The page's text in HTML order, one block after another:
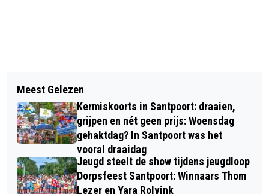
REGIO: BRANDWEER GROOTS
UITGERUKT NA ROOK UIT WONING
WARMOESSTRAAT HAARLEM
TEST JOUW VORM TIJDENS DE PRE-
RUN ZANDVOORT CIRCUIT
Meest Gelezen
Kermiskoorts in Santpoort: draaien,
grijpen en nét geen prijs: Woensdag
gehaktdag? In Santpoort was het
vooral draaidag
Jeugd steelt de show tijdens jeugdloop
Dorpsfeest Santpoort: Winnaars Thom
Lezer en Yara Rolvink